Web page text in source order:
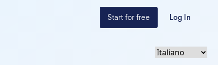
Start for free Log In